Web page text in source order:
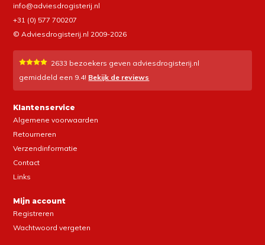
info@adviesdrogisterij.nl
+31 (0) 577 700207
© Adviesdrogisterij.nl 2009-2026
2633 bezoekers geven adviesdrogisterij.nl
gemiddeld een 9.4! Bekijk de reviews
Klantenservice
Algemene voorwaarden
Retourneren
Verzendinformatie
Contact
Links
Mijn account
Registreren
Wachtwoord vergeten